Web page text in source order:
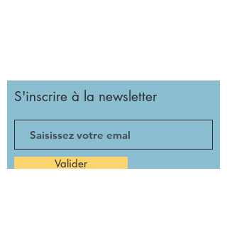
S'inscrire à la newsletter
Valider